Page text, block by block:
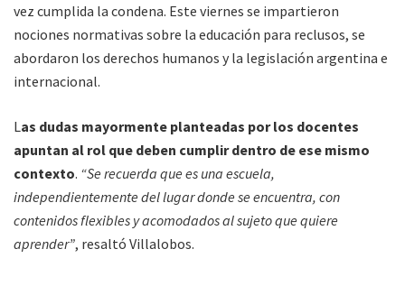
vez cumplida la condena. Este viernes se impartieron
nociones normativas sobre la educación para reclusos, se
abordaron los derechos humanos y la legislación argentina e
internacional.
Las dudas mayormente planteadas por los docentes
apuntan al rol que deben cumplir dentro de ese mismo
contexto. “Se recuerda que es una escuela,
independientemente del lugar donde se encuentra, con
contenidos flexibles y acomodados al sujeto que quiere
aprender”, resaltó Villalobos.